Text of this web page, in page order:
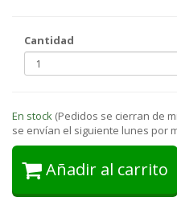
Cantidad
En stock (Pedidos se cierran de
se envían el siguiente lunes por
Añadir al carrito